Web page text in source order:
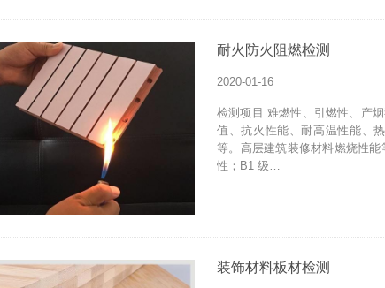
耐火防火阻燃检测
2020-01-16
检测项目 难燃性、引燃性、产
值、抗火性能、耐高温性能、
等。高层建筑装修材料燃烧性
性；B1 级…
装饰材料板材检测